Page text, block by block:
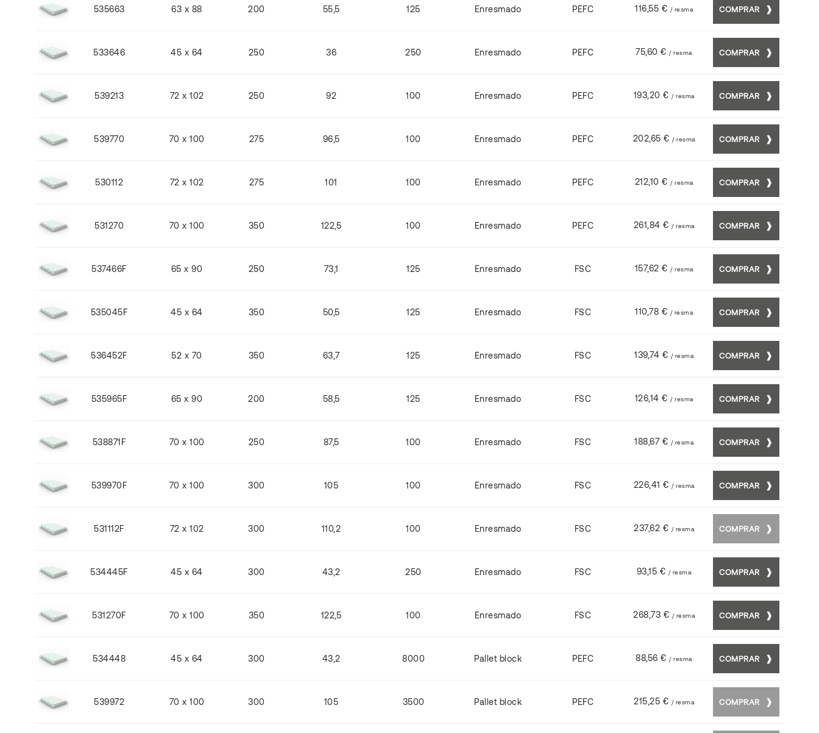
535663 63 x 88 200 55,5 125 Enresmado PEFC 116,55 € / resma COMPRAR
533646 45 x 64 250 36 250 Enresmado PEFC 75,60 € / resma COMPRAR
539213 72 x 102 250 92 100 Enresmado PEFC 193,20 € / resma COMPRAR
539770 70 x 100 275 96,5 100 Enresmado PEFC 202,65 € / resma COMPRAR
530112 72 x 102 275 101 100 Enresmado PEFC 212,10 € / resma COMPRAR
531270 70 x 100 350 122,5 100 Enresmado PEFC 261,84 € / resma COMPRAR
537466F 65 x 90 250 73,1 125 Enresmado FSC 157,62 € / resma COMPRAR
535045F 45 x 64 350 50,5 125 Enresmado FSC 110,78 € / resma COMPRAR
536452F 52 x 70 350 63,7 125 Enresmado FSC 139,74 € / resma COMPRAR
535965F 65 x 90 200 58,5 125 Enresmado FSC 126,14 € / resma COMPRAR
538871F 70 x 100 250 87,5 100 Enresmado FSC 188,67 € / resma COMPRAR
539970F 70 x 100 300 105 100 Enresmado FSC 226,41 € / resma COMPRAR
531112F 72 x 102 300 110,2 100 Enresmado FSC 237,62 € / resma COMPRAR
534445F 45 x 64 300 43,2 250 Enresmado FSC 93,15 € / resma COMPRAR
531270F 70 x 100 350 122,5 100 Enresmado FSC 268,73 € / resma COMPRAR
534448 45 x 64 300 43,2 8000 Pallet block PEFC 88,56 € / resma COMPRAR
539972 70 x 100 300 105 3500 Pallet block PEFC 215,25 € / resma COMPRAR